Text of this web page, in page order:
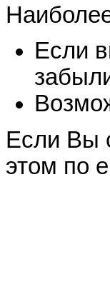
Если
Если Вы
этом по